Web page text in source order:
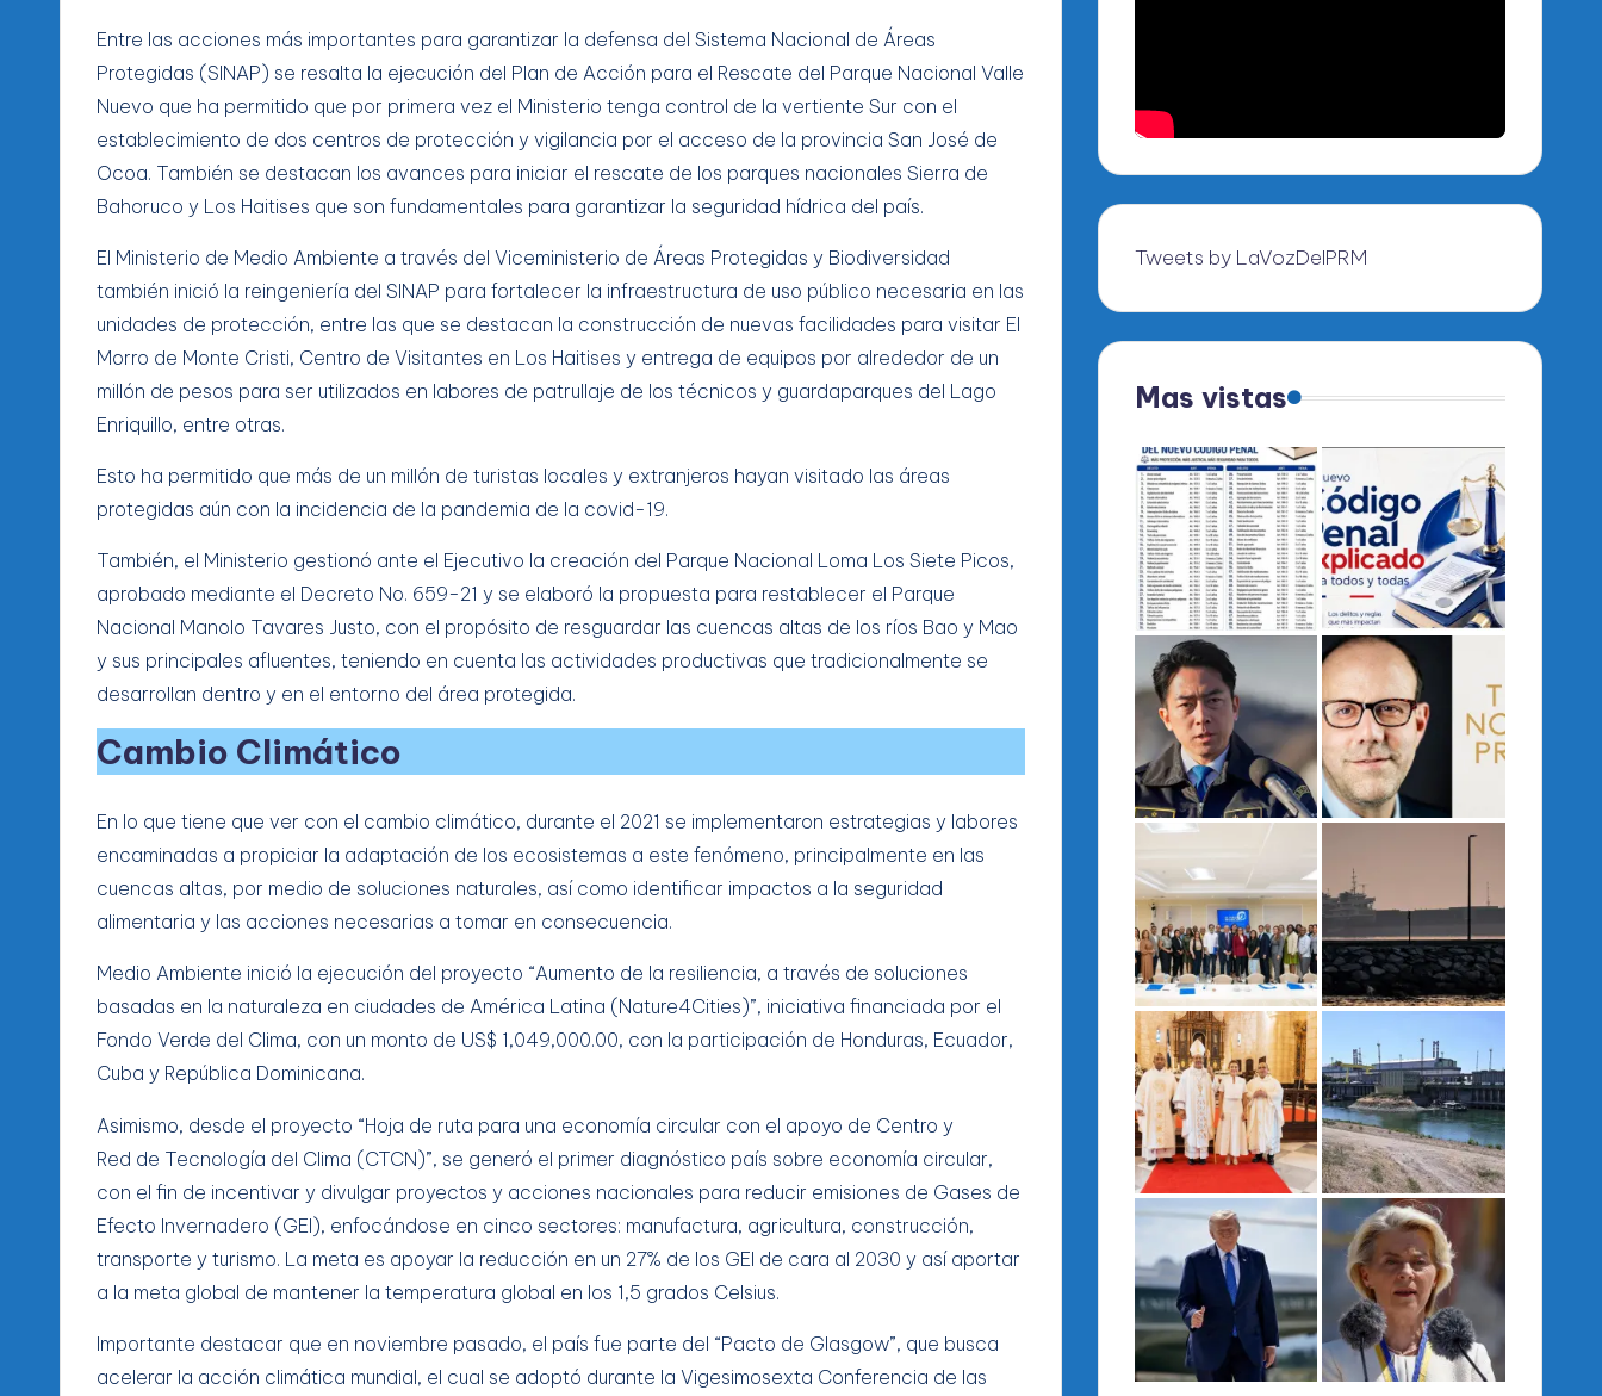
Entre las acciones más importantes para garantizar la defensa del Sistema Nacional de Áreas
Protegidas (SINAP) se resalta la ejecución del Plan de Acción para el Rescate del Parque Nacional Valle
Nuevo que ha permitido que por primera vez el Ministerio tenga control de la vertiente Sur con el
establecimiento de dos centros de protección y vigilancia por el acceso de la provincia San José de
Ocoa. También se destacan los avances para iniciar el rescate de los parques nacionales Sierra de
Bahoruco y Los Haitises que son fundamentales para garantizar la seguridad hídrica del país.
El Ministerio de Medio Ambiente a través del Viceministerio de Áreas Protegidas y Biodiversidad
también inició la reingeniería del SINAP para fortalecer la infraestructura de uso público necesaria en las
unidades de protección, entre las que se destacan la construcción de nuevas facilidades para visitar El
Morro de Monte Cristi, Centro de Visitantes en Los Haitises y entrega de equipos por alrededor de un
millón de pesos para ser utilizados en labores de patrullaje de los técnicos y guardaparques del Lago
Enriquillo, entre otras.
Esto ha permitido que más de un millón de turistas locales y extranjeros hayan visitado las áreas
protegidas aún con la incidencia de la pandemia de la covid-19.
También, el Ministerio gestionó ante el Ejecutivo la creación del Parque Nacional Loma Los Siete Picos,
aprobado mediante el Decreto No. 659-21 y se elaboró la propuesta para restablecer el Parque
Nacional Manolo Tavares Justo, con el propósito de resguardar las cuencas altas de los ríos Bao y Mao
y sus principales afluentes, teniendo en cuenta las actividades productivas que tradicionalmente se
desarrollan dentro y en el entorno del área protegida.
Cambio Climático
En lo que tiene que ver con el cambio climático, durante el 2021 se implementaron estrategias y labores
encaminadas a propiciar la adaptación de los ecosistemas a este fenómeno, principalmente en las
cuencas altas, por medio de soluciones naturales, así como identificar impactos a la seguridad
alimentaria y las acciones necesarias a tomar en consecuencia.
Medio Ambiente inició la ejecución del proyecto “Aumento de la resiliencia, a través de soluciones
basadas en la naturaleza en ciudades de América Latina (Nature4Cities)”, iniciativa financiada por el
Fondo Verde del Clima, con un monto de US$ 1,049,000.00, con la participación de Honduras, Ecuador,
Cuba y República Dominicana.
Asimismo, desde el proyecto “Hoja de ruta para una economía circular con el apoyo de Centro y
Red de Tecnología del Clima (CTCN)”, se generó el primer diagnóstico país sobre economía circular,
con el fin de incentivar y divulgar proyectos y acciones nacionales para reducir emisiones de Gases de
Efecto Invernadero (GEI), enfocándose en cinco sectores: manufactura, agricultura, construcción,
transporte y turismo. La meta es apoyar la reducción en un 27% de los GEI de cara al 2030 y así aportar
a la meta global de mantener la temperatura global en los 1,5 grados Celsius.
Importante destacar que en noviembre pasado, el país fue parte del “Pacto de Glasgow”, que busca
acelerar la acción climática mundial, el cual se adoptó durante la Vigesimosexta Conferencia de las
Tweets by LaVozDelPRM
Mas vistas